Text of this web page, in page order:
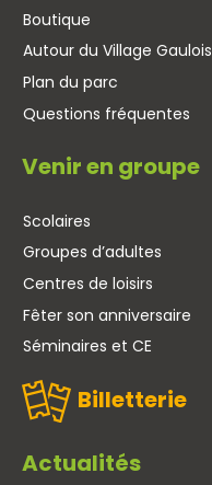
Boutique
Autour du Village Gaulois
Plan du parc
Questions fréquentes
Venir en groupe
Scolaires
Groupes d’adultes
Centres de loisirs
Fêter son anniversaire
Séminaires et CE
Billetterie
Actualités